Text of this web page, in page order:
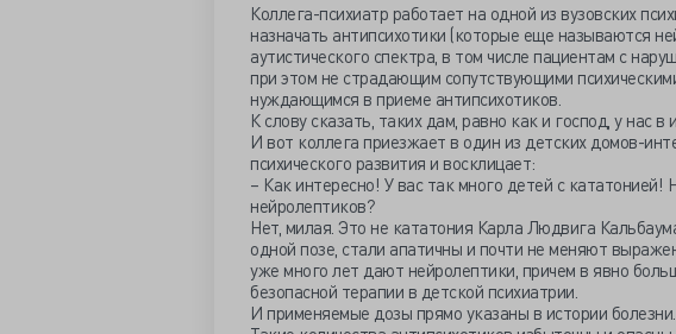
Коллега-психиатр работает на одной из вузовских
назначать антипсихотики (которые еще называются
аутистического спектра, в том числе пациентам с
при этом не страдающим сопутствующими
нуждающимся в приеме антипсихотиков.
К слову сказать, таких дам, равно как и господ, у нас в
И вот коллега приезжает в один из детских домов-
психического развития и восклицает:
– Как интересно! У вас так много детей с
нейролептиков?
Нет, милая. Это не кататония Карла Людвига
одной позе, стали апатичны и почти не меняют
уже много лет дают нейролептики, причем в явно
безопасной терапии в детской психиатрии.
И применяемые дозы прямо указаны в истории болезни.